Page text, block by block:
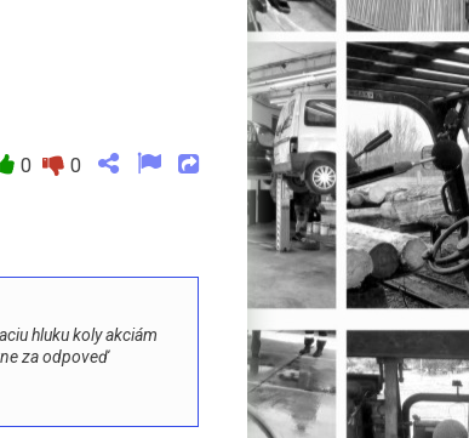
0 0
hluku koly akciám
za odpoveď